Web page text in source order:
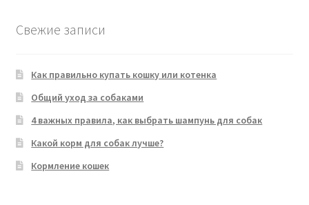
Свежие записи
Как правильно купать кошку или котенка
Общий уход за собаками
4 важных правила, как выбрать шампунь для собак
Какой корм для собак лучше?
Кормление кошек